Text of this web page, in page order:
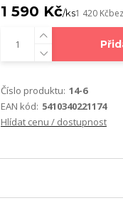
1 590 Kč/ks1 420 Kč
Číslo produktu: 14-6
EAN kód: 5410340221174
Hlídat cenu / dostupnost